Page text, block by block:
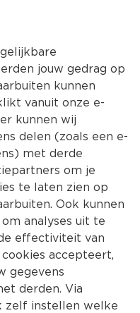
Kies jouw
Producten
jouw gedrag op
kunnen
vanuit onze e-
kunnen wij
delen (zoals een e-
met derde
om je
te laten zien op
Ook kunnen
analyses uit te
effectiviteit van
accepteert,
gegevens
derden. Via
zelf instellen welke